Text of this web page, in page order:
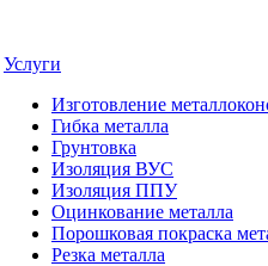
Услуги
Изготовление
Гибка металла
Грунтовка
Изоляция ВУС
Изоляция ППУ
Оцинкование металла
Порошковая покраска
Резка металла